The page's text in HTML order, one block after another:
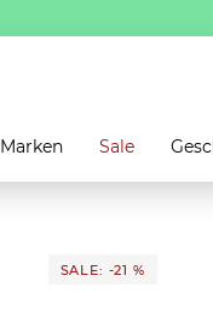
Marken Sale
SALE: -21 %